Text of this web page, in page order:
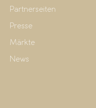
Partnerseiten
Presse
Märkte
News